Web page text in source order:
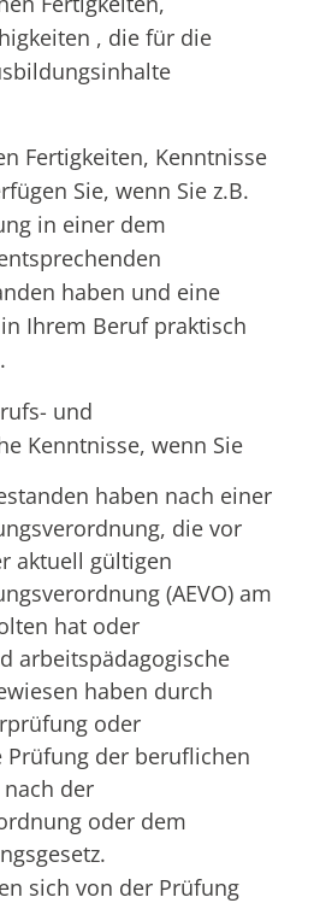
, die für die
Fertigkeiten, Kenntnisse
Sie, wenn Sie z.B.
in einer dem
haben und eine
Ihrem Beruf praktisch
und
Kenntnisse, wenn Sie
haben nach einer
die vor
aktuell gültigen
(AEVO) am
hat oder
arbeitspädagogische
haben durch
oder
Prüfung der beruflichen
der
oder dem
sich von der Prüfung